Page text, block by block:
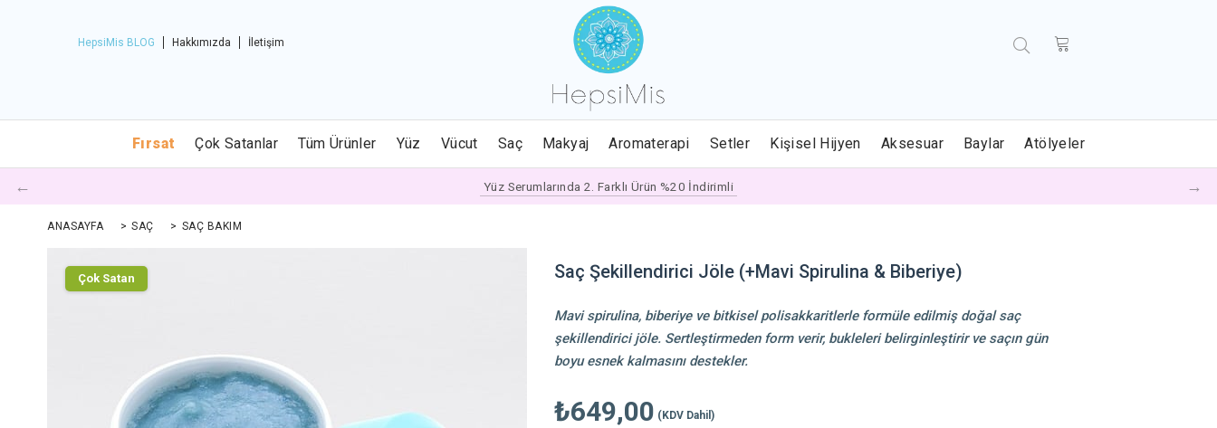
HepsiMis BLOG Hakkımızda İletişim
Fırsat Çok Satanlar Tüm Ürünler Yüz Vücut Saç Makyaj Aromaterapi Setler Kişisel Hijyen Aksesuar Baylar Atölyeler
← Yüz Serumlarında 2. Farklı Ürün %20 İndirimli →
ANASAYFA > SAÇ > SAÇ BAKIM
Çok Satan Saç Şekillendirici Jöle (+Mavi Spirulina & Biberiye)
Mavi spirulina, biberiye ve bitkisel polisakkaritlerle formüle edilmiş doğal saç
şekillendirici jöle. Sertleştirmeden form verir, bukleleri belirginleştirir ve saçın gün
boyu esnek kalmasını destekler.
₺649,00 (KDV Dahil)